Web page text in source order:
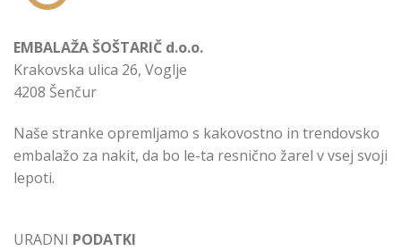
EMBALAŽA ŠOŠTARIČ d.o.o.
Krakovska ulica 26, Voglje
4208 Šenčur
Naše stranke opremljamo s kakovostno in trendovsko
embalažo za nakit, da bo le-ta resnično žarel v vsej svoji
lepoti.
URADNI PODATKI